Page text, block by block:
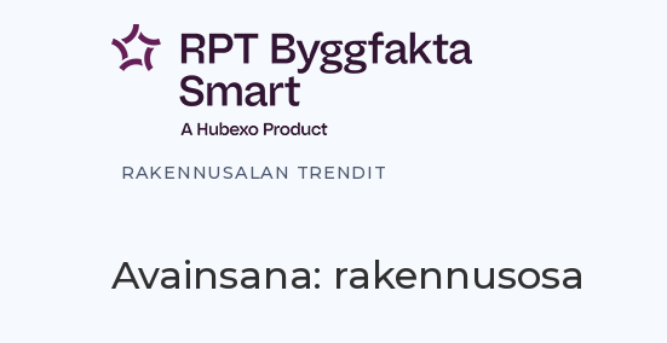
RAKENNUSALAN TRENDIT
Avainsana: rakennusosa